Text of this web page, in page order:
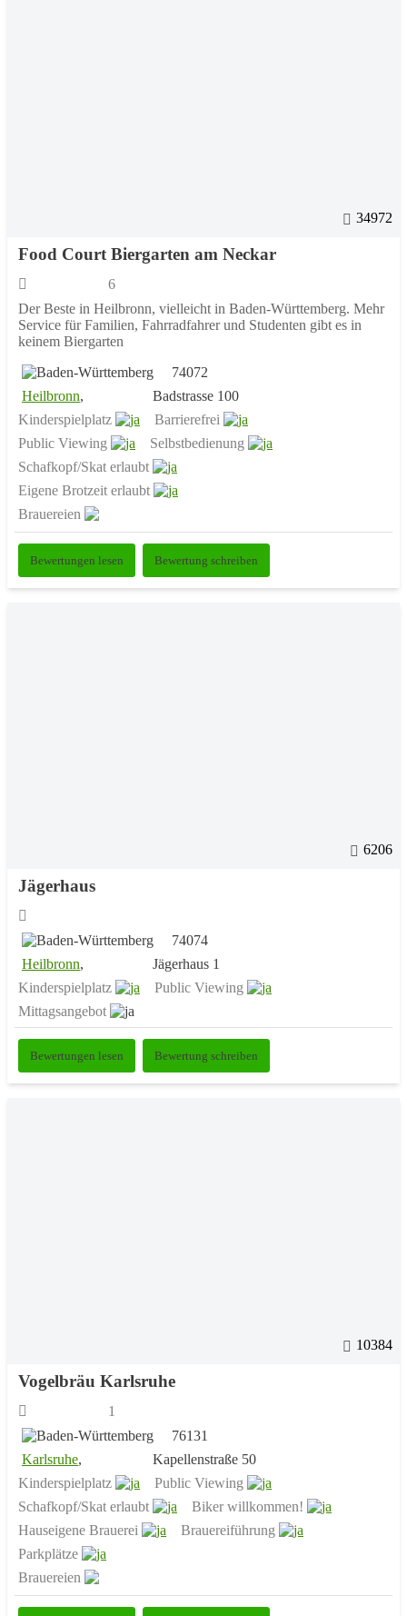
34972
Food Court Biergarten am Neckar
6
Der Beste in Heilbronn, vielleicht in Baden-Württemberg. Mehr
Service für Familien, Fahrradfahrer und Studenten gibt es in
keinem Biergarten
74072
Heilbronn,
Badstrasse 100
Kinderspielplatz
Barrierefrei
Public Viewing
Selbstbedienung
Schafkopf/Skat erlaubt
Eigene Brotzeit erlaubt
Brauereien
Bewertungen lesen Bewertung schreiben
6206
Jägerhaus
74074
Heilbronn,
Jägerhaus 1
Kinderspielplatz
Public Viewing
Mittagsangebot
Bewertungen lesen Bewertung schreiben
10384
Vogelbräu Karlsruhe
1
76131
Karlsruhe,
Kapellenstraße 50
Kinderspielplatz
Public Viewing
Schafkopf/Skat erlaubt
Biker willkommen!
Hauseigene Brauerei
Brauereiführung
Parkplätze
Brauereien